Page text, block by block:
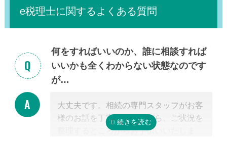
e税理士に関するよくある質問
何をすればいいのか、誰に相談すれば
いいかも全くわからない状態なのです
が…
大丈夫です。相続の専門スタッフがお客
様のお話を丁寧に伺いながら、ご状況を
整理するところからお手伝いいたしま